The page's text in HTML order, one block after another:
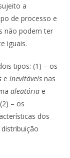
a
de processo e
não podem ter
iguais.
tipos: (1) – os
einevitáveis nas
aleatória e
– os
dos